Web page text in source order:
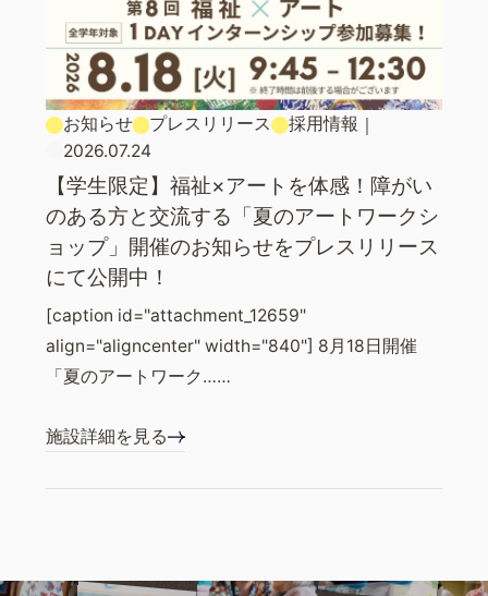
お知らせ プレスリリース 採用情報 ｜
2026.07.24
【学生限定】福祉×アートを体感！障がい
のある方と交流する「夏のアートワークシ
ョップ」開催のお知らせをプレスリリース
にて公開中！
[caption id="attachment_12659"
align="aligncenter" width="840"] 8月18日開催
「夏のアートワーク……
施設詳細を見る